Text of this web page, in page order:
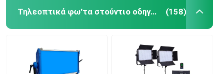
Φως κινηματογραφικών στούντιο
Τηλεοπτικά φω'τα στούντιο οδηγήσεων (158)